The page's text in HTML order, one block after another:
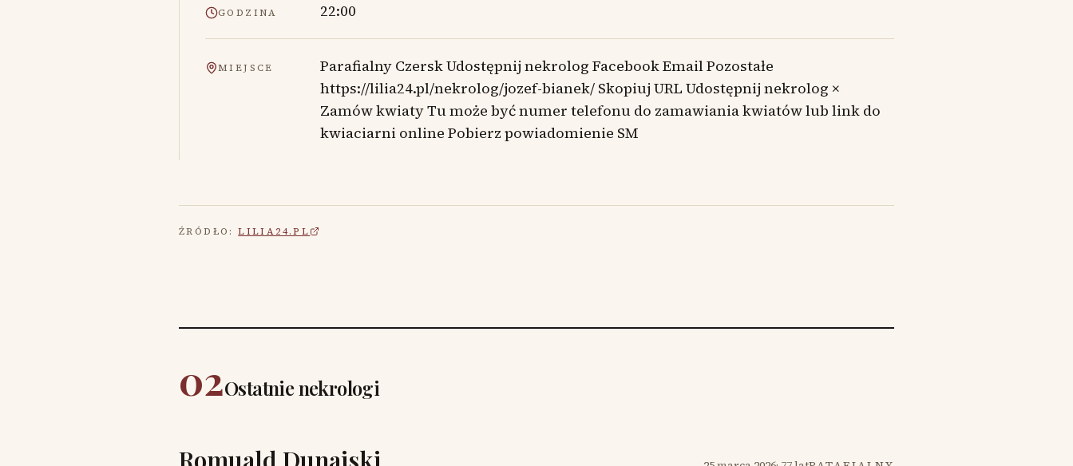
GODZINA 22:00
MIEJSCE
Parafialny Czersk Udostępnij nekrolog Facebook Email Pozostałe
https://lilia24.pl/nekrolog/jozef-bianek/ Skopiuj URL Udostępnij nekrolog ×
Zamów kwiaty Tu może być numer telefonu do zamawiania kwiatów lub link do
kwiaciarni online Pobierz powiadomienie SM
ŹRÓDŁO: LILIA24.PL
02Ostatnie nekrologi
Romuald Dunajski